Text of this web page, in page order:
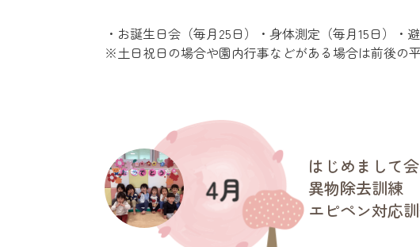
・お誕生日会（毎月25日）・身体測定（毎月15日）・
※土日祝日の場合や園内行事などがある場合は前後の
はじめまして会
異物除去訓練
エピペン対応